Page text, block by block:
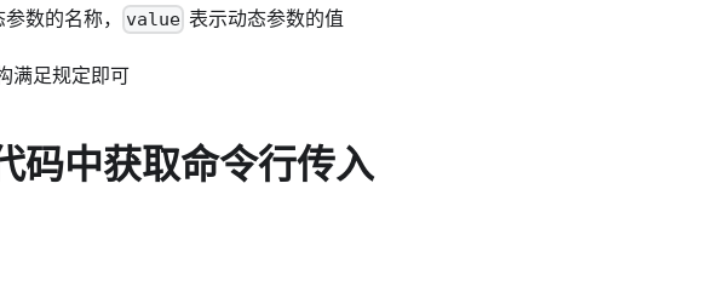
数的名称， value 表示动态参数的值
满足规定即可
码中获取命令行传入